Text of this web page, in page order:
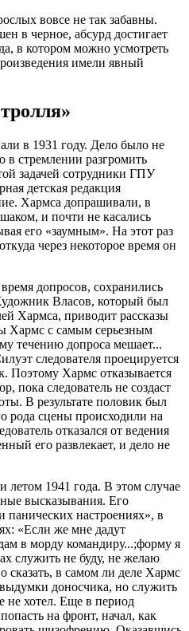
вовсе не так забавны.
в черное, абсурд достигает
в котором можно усмотреть
имели явный
в 1931 году. Дело было не
в стремлении разгромить
задачей сотрудники ГПУ
детская редакция
Хармса допрашивали, в
и почти не касались
его «заумным». На этот раз
через некоторое время он
допросов, сохранились
Власов, который был
Хармса, приводит рассказы
Хармс с самым серьезным
течению допроса мешает...
следователя проецируется
Поэтому Хармс отказывается
пока следователь не создаст
В результате половик был
рода сцены происходили на
отказался от ведения
его развлекает, и дело не
летом 1941 года. В этом случае
высказывания. Его
панических настроениях», в
«Если же мне дадут
в морду командиру...;форму я
служить не буду, не желаю
в самом ли деле Хармс
доносчика, но служить
не хотел. Еще в период
на фронт, начал, как